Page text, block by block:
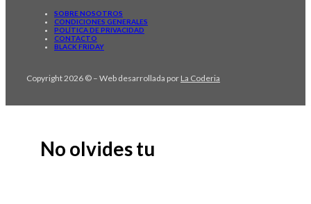
SOBRE NOSOTROS
CONDICIONES GENERALES
POLÍTICA DE PRIVACIDAD
CONTACTO
BLACK FRIDAY
Copyright 2026 © – Web desarrollada por La Coderia
No olvides tu